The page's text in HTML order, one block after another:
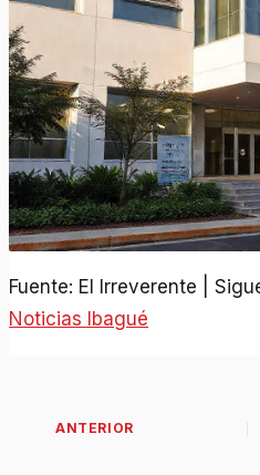
Fuente: El Irreverente |
Noticias Ibagué